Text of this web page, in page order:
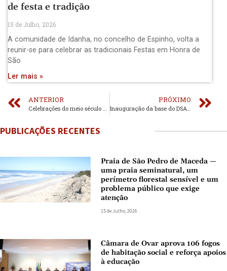
de festa e tradição
15 de Julho, 2026
A comunidade de Idanha, no concelho de Espinho, volta a
reunir-se para celebrar as tradicionais Festas em Honra de
São
Ler mais »
ANTERIOR
Celebrações do meio século do Grupo Cultural de Guetim tiveram casa cheia
PRÓXIMO
Inauguração da base do DSA do Município de Espinho
PUBLICAÇÕES RECENTES
Praia de São Pedro de Maceda —
uma praia seminatural, um
perímetro florestal sensível e um
problema público que exige
atenção
15 de Julho, 2026
Câmara de Ovar aprova 106 fogos
de habitação social e reforça apoios
à educação